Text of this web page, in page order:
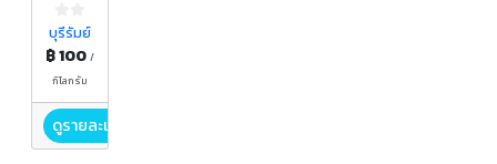
บุรีรัมย์
฿ 100 /
กิโลกรัม
ดูรายละเอียด